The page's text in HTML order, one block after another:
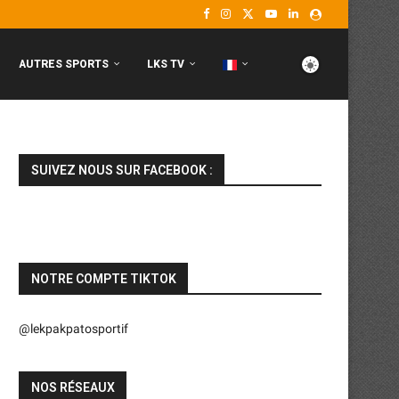
AUTRES SPORTS LKS TV
SUIVEZ NOUS SUR FACEBOOK :
NOTRE COMPTE TIKTOK
@lekpakpatosportif
NOS RÉSEAUX